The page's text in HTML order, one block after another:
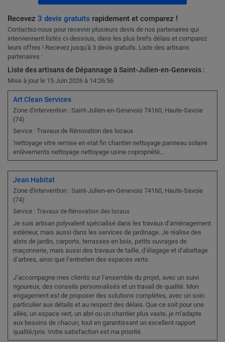
Recevez 3 devis gratuits rapidement et comparez !
Contactez-nous pour recevoir plusieurs devis de nos partenaires qui
interviennent listés ci-dessous, dans les plus brefs délais et comparez
leurs offres ! Recevez jusqu'à 3 devis gratuits. Liste des artisans
partenaires :
Liste des artisans de Dépannage à Saint-Julien-en-Genevois :
Mise à jour le 15 Juin 2026 à 14:26:56
Art Clean Services
Zone d'intervention : Saint-Julien-en-Genevois 74160, Haute-Savoie
(74)
Service : Travaux de Rénovation des locaux
'nettoyage vitre remise en etat fin chantier nettoyage panneau solaire
enlèvements nettoyage nettoyage usine copropriété...
Jean Habitat
Zone d'intervention : Saint-Julien-en-Genevois 74160, Haute-Savoie
(74)
Service : Travaux de Rénovation des locaux
Je suis artisan polyvalent spécialisé dans les travaux d’aménagement
extérieur, mais aussi dans les services de jardinage. Je réalise des
abris de jardin, carports, terrasses en bois, petits ouvrages de
maçonnerie, mais aussi des travaux de taille, d’élagage et d’abattage
d’arbres, ainsi que l’entretien des espaces verts.
J’accompagne mes clients sur l’ensemble du projet, avec un suivi
rigoureux, des conseils personnalisés et un travail de qualité. Mon
engagement est de proposer des solutions complètes, avec un soin
particulier aux détails et au respect des délais. Que ce soit pour une
allée, un espace vert, un abri ou un chantier plus vaste, je m’adapte
aux besoins de chacun, tout en garantissant un excellent rapport
qualité/prix. Votre satisfaction est ma priorité.